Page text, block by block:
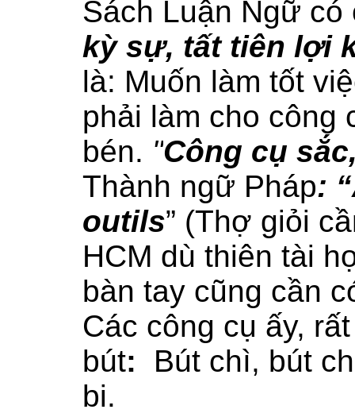
Sách Luận Ngữ có
kỳ sự, tất tiên lợi
là: Muốn làm tốt
phải làm cho công
bén. "Công cụ
Thành ngữ Pháp:
outils” (Thợ giỏi
HCM dù thiên tài
bàn tay cũng cần
Các công cụ ấy,
bút:
Bút chì, bút
bi.